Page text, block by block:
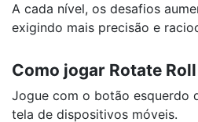
A cada nível, os desafios
exigindo mais precisão e
Como jogar Rotate Roll
Jogue com o botão esquerdo
tela de dispositivos móveis.